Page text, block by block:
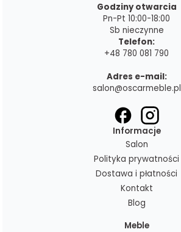
Godziny otwarcia
Pn-Pt 10:00-18:00
Sb nieczynne
Telefon:
+48 780 081 790
Adres e-mail:
salon@oscarmeble.pl
Informacje
Salon
Polityka prywatności
Dostawa i płatności
Kontakt
Blog
Meble